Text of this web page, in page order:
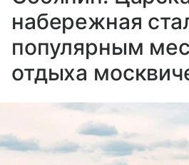
набережная
популярным
отдыха